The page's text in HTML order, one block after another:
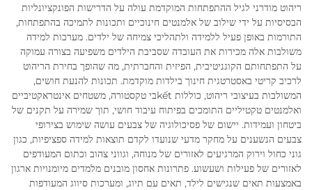
ריהוט מודרני לגיל ההתפתחות המוקדמת עולה על הדרישות הפונקציונליות
הבסיסיות על ידי שילוב של אלמנטים חינוכיים ותכונות לתמיכה בהתפתחות,
התורמות באופן פעיל ללמידה ולתהליכי צמיחה של ילדים. מערכות למידה
משולבות אלה מכירות את העובדה שסביבת הילדים משפיעה בצורה עמוקה
על התפתחותם הקוגניטיבית, הפיזית והחברתית, מה שהופך בחירת הריהוט
לרכיב קריטי באסטרטגית חינוך בילדות מוקדמת. תכונות להנעת חושים,
המשולבות בעיצובי ריהוט, כוללות kếtבי טקסטורה, משטחים אינטראקטיביים
ואלמנטים טקטיליים התומכים בפיתוח עיבוד חושי, תוך שמירה על תקנים של
ביטחון ועמידות. יישום של פסיכולוגיה של צבעים עושה שימוש בצירופי
צבעים הנשענים על מחקר מדעי שנועדו לקדם תוצאות למידה ספציפיות, כגון
גוני כחול וירוק המרגיעים לאזורים של מנוחה, וגווני צהוב וכתום המעודפים
לאזורים של פעילות ושעשוע. פתרונות אחסון מובנים מלמדים מיומנויות ארגון
באמצעות תאים שנגישים לילד, תאים עם תיוג, ומערכות סיווג המעודפות